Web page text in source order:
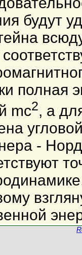
будут
полная
mc2, а
-